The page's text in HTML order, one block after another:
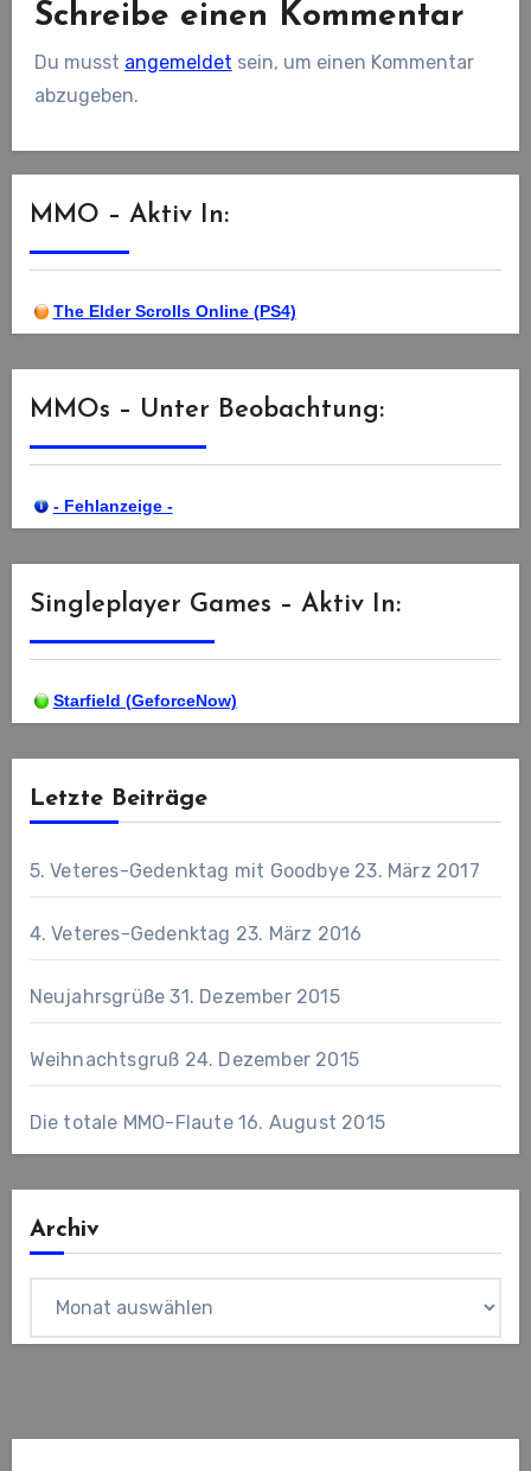
Schreibe einen Kommentar
Du musst angemeldet sein, um einen Kommentar
abzugeben.
MMO – Aktiv In:
The Elder Scrolls Online (PS4)
MMOs – Unter Beobachtung:
- Fehlanzeige -
Singleplayer Games – Aktiv In:
Starfield (GeforceNow)
Letzte Beiträge
5. Veteres-Gedenktag mit Goodbye 23. März 2017
4. Veteres-Gedenktag 23. März 2016
Neujahrsgrüße 31. Dezember 2015
Weihnachtsgruß 24. Dezember 2015
Die totale MMO-Flaute 16. August 2015
Archiv